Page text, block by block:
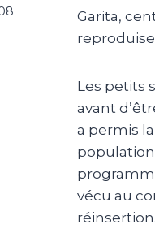
Garita,
Les petits
avant
a permis
vécu au
réinsertion.